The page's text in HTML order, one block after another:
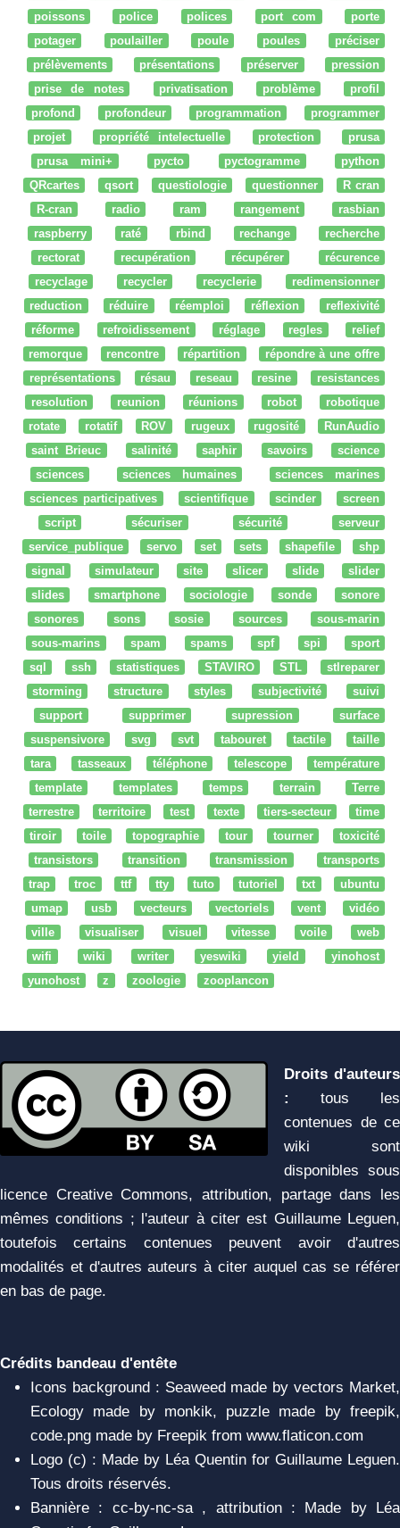
poissons
police polices port com
porte
potager
poulailler poule poules
préciser
prélèvements
présentations préserver
pression
prise de notes
privatisation problème
profil
profond
profondeur programmation
programmer
projet
propriété intelectuelle protection
prusa
prusa mini+
pycto pyctogramme
python
QRcartes
qsort questiologie questionner
R cran
R-cran
radio ram rangement
rasbian
raspberry
raté rbind rechange
recherche
rectorat
recupération récupérer
récurence
recyclage
recycler recyclerie
redimensionner
reduction
réduire réemploi réflexion
reflexivité
réforme
refroidissement réglage regles
relief
remorque
rencontre répartition
répondre à une offre
représentations
résau reseau resine
resistances
resolution
reunion réunions robot
robotique
rotate
rotatif ROV rugeux rugosité
RunAudio
saint Brieuc
salinité saphir savoirs
science
sciences
sciences humaines
sciences marines
sciences participatives
scientifique scinder
screen
script
sécuriser sécurité
serveur
service_publique
servo set sets shapefile
shp
signal
simulateur site slicer slide
slider
slides
smartphone sociologie sonde
sonore
sonores
sons sosie sources
sous-marin
sous-marins
spam spams spf spi
sport
sql
ssh statistiques STAVIRO STL
stlreparer
storming
structure styles subjectivité
suivi
support
supprimer supression
surface
suspensivore
svg svt tabouret tactile
taille
tara
tasseaux téléphone telescope
température
template
templates temps terrain
Terre
terrestre
territoire test texte tiers-secteur
time
tiroir
toile topographie tour tourner
toxicité
transistors
transition transmission
transports
trap
troc ttf tty tuto tutoriel txt
ubuntu
umap
usb vecteurs vectoriels vent
vidéo
ville
visualiser visuel vitesse voile
web
wifi
wiki writer yeswiki yield
yinohost
yunohost
z zoologie zooplancon
Droits d'auteurs
:
tous les
contenues de ce
wiki sont
disponibles sous
licence Creative Commons, attribution, partage dans les
mêmes conditions ; l'auteur à citer est Guillaume Leguen,
toutefois certains contenues peuvent avoir d'autres
modalités et d'autres auteurs à citer auquel cas se référer
en bas de page.
Crédits bandeau d'entête
Icons background : Seaweed made by vectors Market,
Ecology made by monkik, puzzle made by freepik,
code.png made by Freepik from www.flaticon.com
Logo (c) : Made by Léa Quentin for Guillaume Leguen.
Tous droits réservés.
Bannière : cc-by-nc-sa , attribution : Made by Léa